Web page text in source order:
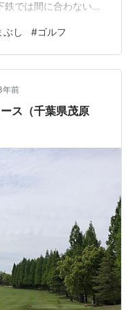
では間に合わないの
しみ～ プラスちょっ
はお出汁をかけて
スタート こんなショ
た（笑） 参加賞はこ
！ www.hkt19…
ぶし #ゴルフ
年前
ス（千葉県茂原